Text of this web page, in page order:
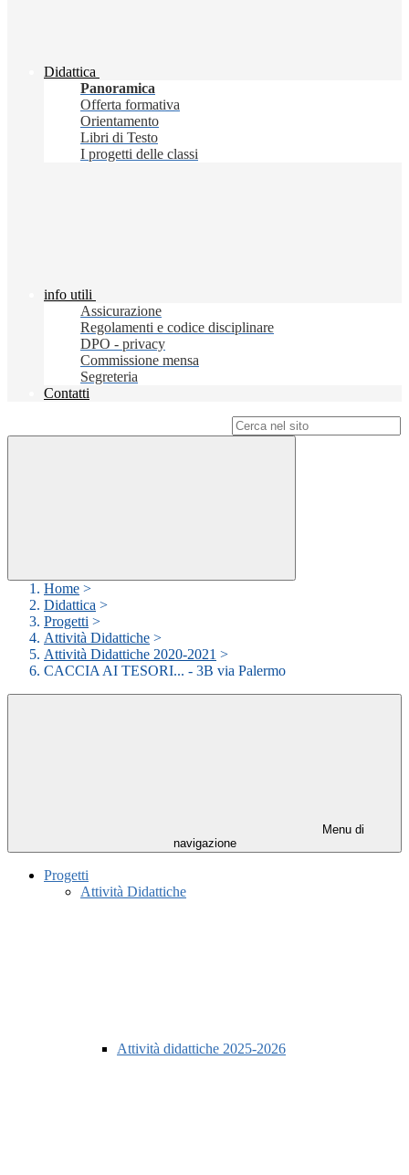
Didattica
Panoramica
Offerta formativa
Orientamento
Libri di Testo
I progetti delle classi
info utili
Assicurazione
Regolamenti e codice disciplinare
DPO - privacy
Commissione mensa
Segreteria
Contatti
Home >
Didattica >
Progetti >
Attività Didattiche >
Attività Didattiche 2020-2021 >
CACCIA AI TESORI... - 3B via Palermo
Menu di
navigazione
Progetti
Attività Didattiche
Attività didattiche 2025-2026